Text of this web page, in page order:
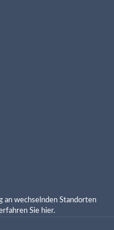
an wechselnden Standorten
Sie hier.